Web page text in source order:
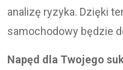
analizę ryzyka. Dzięki
samochodowy będzie
Napęd dla Twojego